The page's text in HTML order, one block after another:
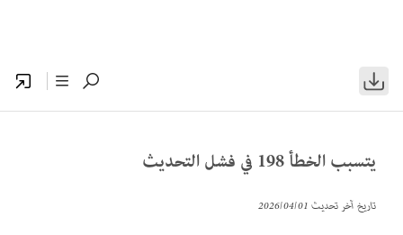
يتسبب الخطأ 198 في فشل التحديث
تاريخ آخر تحديث01‏/04‏/2026